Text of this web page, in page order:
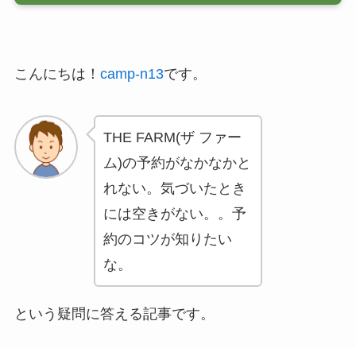
こんにちは！ camp-n13です。
THE FARM(ザ ファー
ム)の予約がなかなかと
れない。気づいたとき
には空きがない。。予
約のコツが知りたい
な。
という疑問に答える記事です。